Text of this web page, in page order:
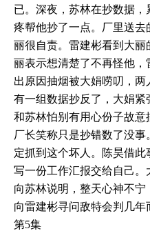
已。深夜，苏林在抄数据
疼帮他抄了一点。厂里送
丽很自责。雷建彬看到大
丽表示想清楚了不再怪他
出原因抽烟被大娟唠叨，
有一组数据抄反了，大娟
和苏林怕别有用心份子故
厂长笑称只是抄错数了没
定抓到这个坏人。陈昊借
写一份工作汇报交给自己
向苏林说明，整天心神不宁
向雷建彬寻问敌特会判几年
第5集